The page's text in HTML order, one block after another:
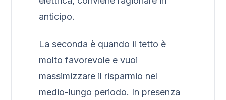
anticipo.
La seconda è quando il tetto è
molto favorevole e vuoi
massimizzare il risparmio nel
medio-lungo periodo. In presenza